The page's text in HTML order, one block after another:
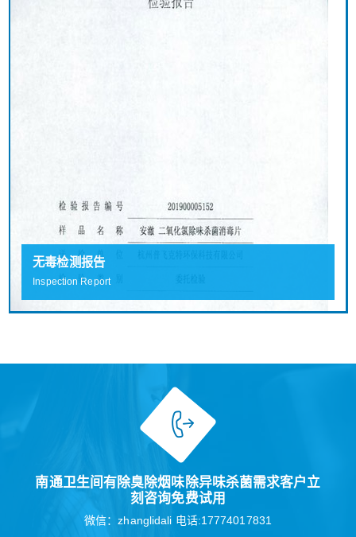
无毒检测报告
Inspection Report
南通卫生间有除臭除烟味除异味杀菌需求客户立
刻咨询免费试用
微信：zhanglidali 电话:17774017831